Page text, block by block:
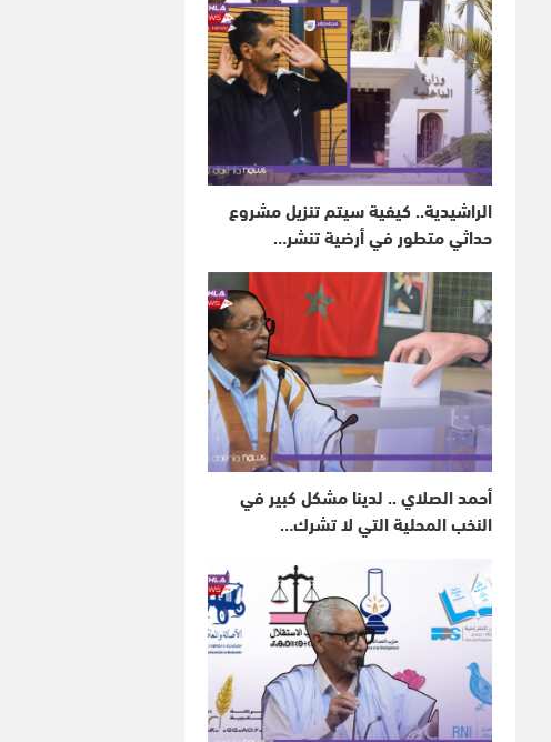
الراشيدية.. كيفية سيتم تنزيل مشروع
حداثي متطور في أرضية تنشر…
أحمد الصلاي .. لدينا مشكل كبير في
النخب المحلية التي لا تشرك…